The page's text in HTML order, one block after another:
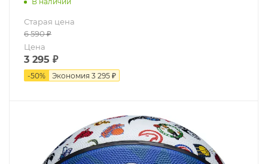
Старая цена
6 590₽
Цена
3 295 ₽
-50% Экономия 3 295 ₽